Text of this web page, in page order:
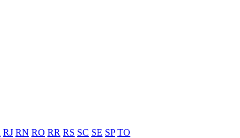
RJ RN RO RR RS SC SE SP TO